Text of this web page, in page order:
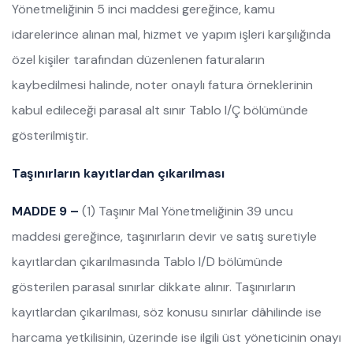
Yönetmeliğinin 5 inci maddesi gereğince, kamu
idarelerince alınan mal, hizmet ve yapım işleri karşılığında
özel kişiler tarafından düzenlenen faturaların
kaybedilmesi halinde, noter onaylı fatura örneklerinin
kabul edileceği parasal alt sınır Tablo I/Ç bölümünde
gösterilmiştir.
Taşınırların kayıtlardan çıkarılması
MADDE 9 – (1) Taşınır Mal Yönetmeliğinin 39 uncu
maddesi gereğince, taşınırların devir ve satış suretiyle
kayıtlardan çıkarılmasında Tablo I/D bölümünde
gösterilen parasal sınırlar dikkate alınır. Taşınırların
kayıtlardan çıkarılması, söz konusu sınırlar dâhilinde ise
harcama yetkilisinin, üzerinde ise ilgili üst yöneticinin onayı